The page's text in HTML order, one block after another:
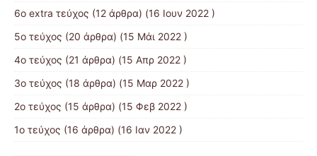
6ο extra τεύχος (12 άρθρα) (16 Ιουν 2022 )
5ο τεύχος (20 άρθρα) (15 Μάι 2022 )
4ο τεύχος (21 άρθρα) (15 Απρ 2022 )
3ο τεύχος (18 άρθρα) (15 Μαρ 2022 )
2ο τεύχος (15 άρθρα) (15 Φεβ 2022 )
1ο τεύχος (16 άρθρα) (16 Ιαν 2022 )